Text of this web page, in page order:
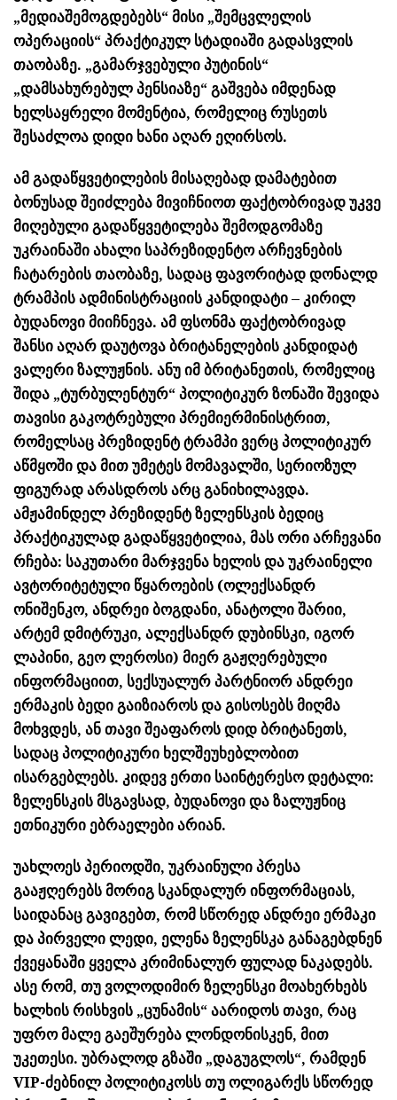
„მედიაშემოგდებებს“ მისი „შემცვლელის
ოპერაციის“ პრაქტიკულ სტადიაში გადასვლის
თაობაზე. „გამარჯვებული პუტინის“
„დამსახურებულ პენსიაზე“ გაშვება იმდენად
ხელსაყრელი მომენტია, რომელიც რუსეთს
შესაძლოა დიდი ხანი აღარ ეღირსოს.
ამ გადაწყვეტილების მისაღებად დამატებით
ბონუსად შეიძლება მივიჩნიოთ ფაქტობრივად უკვე
მიღებული გადაწყვეტილება შემოდგომაზე
უკრაინაში ახალი საპრეზიდენტო არჩევნების
ჩატარების თაობაზე, სადაც ფავორიტად დონალდ
ტრამპის ადმინისტრაციის კანდიდატი – კირილ
ბუდანოვი მიიჩნევა. ამ ფსონმა ფაქტობრივად
შანსი აღარ დაუტოვა ბრიტანელების კანდიდატ
ვალერი ზალუჟნის. ანუ იმ ბრიტანეთის, რომელიც
შიდა „ტურბულენტურ“ პოლიტიკურ ზონაში შევიდა
თავისი გაკოტრებული პრემიერმინისტრით,
რომელსაც პრეზიდენტ ტრამპი ვერც პოლიტიკურ
აწმყოში და მით უმეტეს მომავალში, სერიოზულ
ფიგურად არასდროს არც განიხილავდა.
ამჟამინდელ პრეზიდენტ ზელენსკის ბედიც
პრაქტიკულად გადაწყვეტილია, მას ორი არჩევანი
რჩება: საკუთარი მარჯვენა ხელის და უკრაინელი
ავტორიტეტული წყაროების (ოლექსანდრ
ონიშენკო, ანდრეი ბოგდანი, ანატოლი შარიი,
არტემ დმიტრუკი, ალექსანდრ დუბინსკი, იგორ
ლაპინი, გეო ლეროსი) მიერ გაჟღერებული
ინფორმაციით, სექსუალურ პარტნიორ ანდრეი
ერმაკის ბედი გაიზიაროს და გისოსებს მიღმა
მოხვდეს, ან თავი შეაფაროს დიდ ბრიტანეთს,
სადაც პოლიტიკური ხელშეუხებლობით
ისარგებლებს. კიდევ ერთი საინტერესო დეტალი:
ზელენსკის მსგავსად, ბუდანოვი და ზალუჟნიც
ეთნიკური ებრაელები არიან.
უახლოეს პერიოდში, უკრაინული პრესა
გააჟღერებს მორიგ სკანდალურ ინფორმაციას,
საიდანაც გავიგებთ, რომ სწორედ ანდრეი ერმაკი
და პირველი ლედი, ელენა ზელენსკა განაგებდნენ
ქვეყანაში ყველა კრიმინალურ ფულად ნაკადებს.
ასე რომ, თუ ვოლოდიმირ ზელენსკი მოახერხებს
ხალხის რისხვის „ცუნამის“ აარიდოს თავი, რაც
უფრო მალე გაეშურება ლონდონისკენ, მით
უკეთესი. უბრალოდ გზაში „დაგუგლოს“, რამდენ
VIP-ძებნილ პოლიტიკოსს თუ ოლიგარქს სწორედ